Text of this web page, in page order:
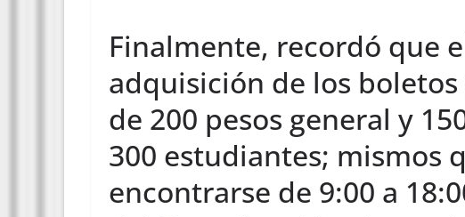
Finalmente, recordó que
adquisición de los
de 200 pesos general y
300 estudiantes; mismos
encontrarse de 9:00 a